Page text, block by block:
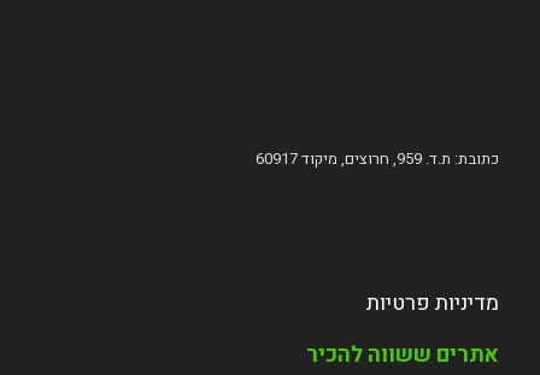
כתובת: ת.ד. 959, חרוצים, מיקוד 60917
מדיניות פרטיות
אתרים ששווה להכיר